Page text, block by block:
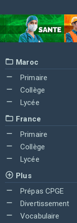
Maroc
Primaire
Collège
Lycée
France
Primaire
Collège
Lycée
Plus
Prépas CPGE
Divertissement
Vocabulaire